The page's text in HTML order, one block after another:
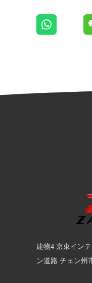
建物4 京東イン
ン道路 チェン州